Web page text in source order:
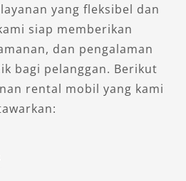
untuk rental mobil
keluarga atau rekan
1.3 E CVT
keseimbangan
dan konsumsi bahan
yang fleksibel dan
siap memberikan
dan pengalaman
bagi pelanggan. Berikut
rental mobil yang kami